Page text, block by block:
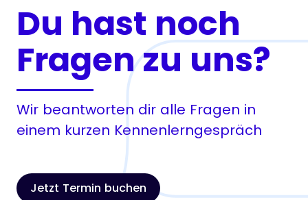
Du hast noch
Fragen zu uns?
Wir beantworten dir alle Fragen in
einem kurzen Kennenlerngespräch
Jetzt Termin buchen